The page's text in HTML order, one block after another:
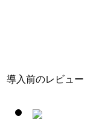
導入前のレビュー